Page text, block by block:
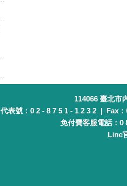
114066 臺北市
代表號：0 2 - 8 7 5 1 - 1 2 3 2 | Fax
免付費客服電話：0
Line